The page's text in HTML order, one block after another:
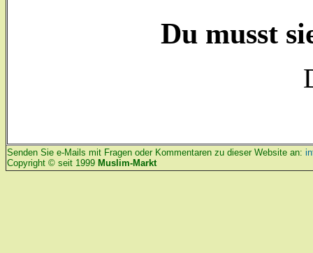
Du musst
Senden Sie e-Mails mit Fragen oder Kommentaren zu dieser Website an:
Copyright © seit 1999 Muslim-Markt